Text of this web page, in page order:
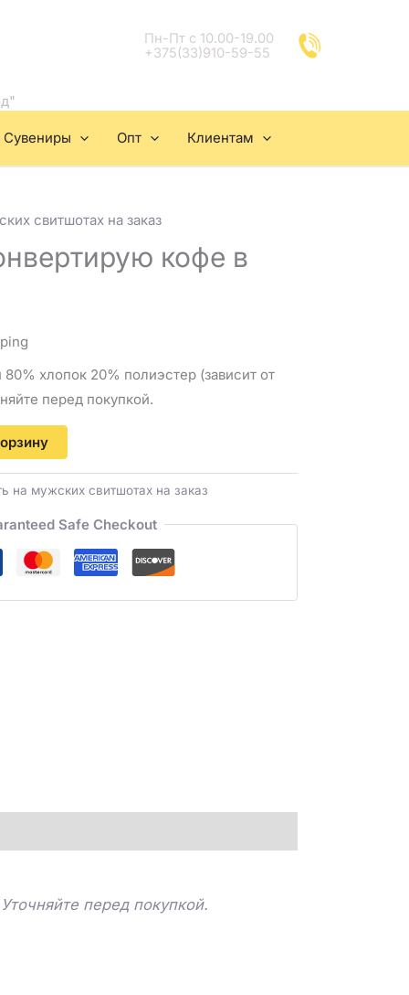
Пн-Пт с 10.00-19.00
+375(33)910-59-55
Сувениры Опт Клиентам
свитшотах на заказ
кофе в
хлопок 20% полиэстер (зависит от
перед покупкой.
на мужских свитшотах на заказ
Safe Checkout
перед покупкой.